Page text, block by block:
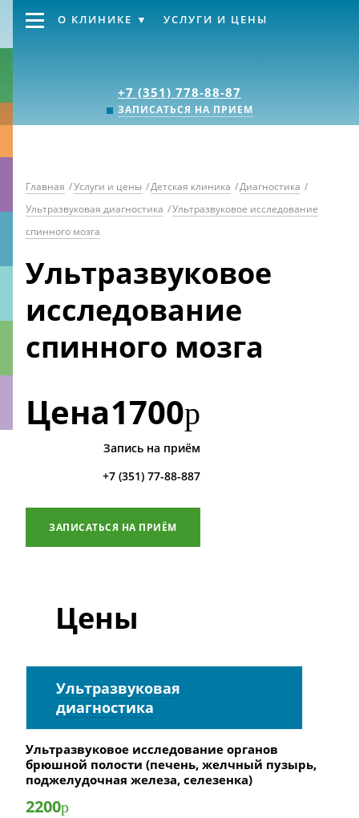
+7 (351) 778-88-87
ЗАПИСАТЬСЯ НА ПРИЕМ
О КЛИНИКЕ УСЛУГИ И ЦЕНЫ
Главная /Услуги и цены /Детская клиника /Диагностика /
Ультразвуковая диагностика /Ультразвуковое исследование
спинного мозга
Ультразвуковое
исследование
спинного мозга
Цена1700р
Запись на приём
+7 (351) 77-88-887
ЗАПИСАТЬСЯ НА ПРИЁМ
Цены
Ультразвуковая
диагностика
Ультразвуковое исследование органов
брюшной полости (печень, желчный пузырь,
поджелудочная железа, селезенка)
2200р